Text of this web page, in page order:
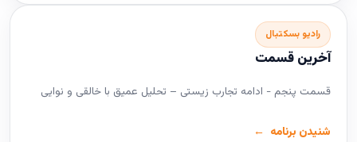
رادیو بسکتبال
آخرین قسمت
قسمت پنجم - ادامه تجارب زیستی – تحلیل عمیق با خالقی و نوایی
شنیدن برنامه